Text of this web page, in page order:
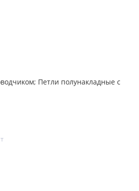
Петли полунакладные с